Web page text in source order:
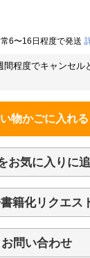
6〜16日程度で発送
程度でキャンセル
物かごに入れる
お気に入りに
籍化リクエス
お問い合わせ